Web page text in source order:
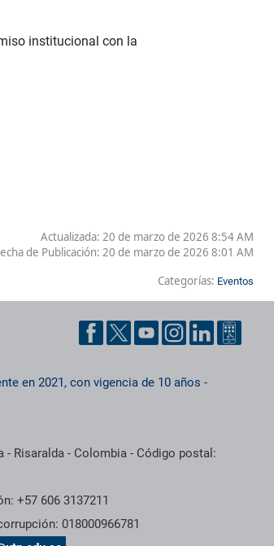
institucional con la
Actualizada: 20 de marzo de 2026 8:54 AM
de Publicación: 20 de marzo de 2026 8:01 AM
Categorías: Eventos
en 2021, con vigencia de 10 años -
- Risaralda - Colombia - Código postal:
+57 606 3137211
018000966781